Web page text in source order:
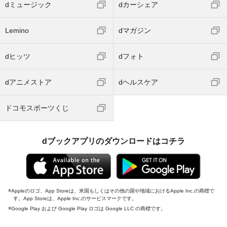
dミュージック dカーシェア
Lemino dマガジン
dヒッツ dフォト
dアニメストア dヘルスケア
ドコモスポーツくじ
dブックアプリのダウンロードはコチラ
Appleのロゴ、App Storeは、米国もしくはその他の国や地域におけるApple Inc.の商標で
す。App Storeは、Apple Inc.のサービスマークです。
Google Play および Google Play ロゴは Google LLC の商標です。